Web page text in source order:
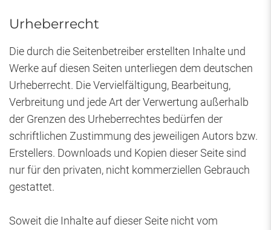
Urheberrecht
Die durch die Seitenbetreiber erstellten Inhalte und
Werke auf diesen Seiten unterliegen dem deutschen
Urheberrecht. Die Vervielfältigung, Bearbeitung,
Verbreitung und jede Art der Verwertung außerhalb
der Grenzen des Urheberrechtes bedürfen der
schriftlichen Zustimmung des jeweiligen Autors bzw.
Erstellers. Downloads und Kopien dieser Seite sind
nur für den privaten, nicht kommerziellen Gebrauch
gestattet.
Soweit die Inhalte auf dieser Seite nicht vom